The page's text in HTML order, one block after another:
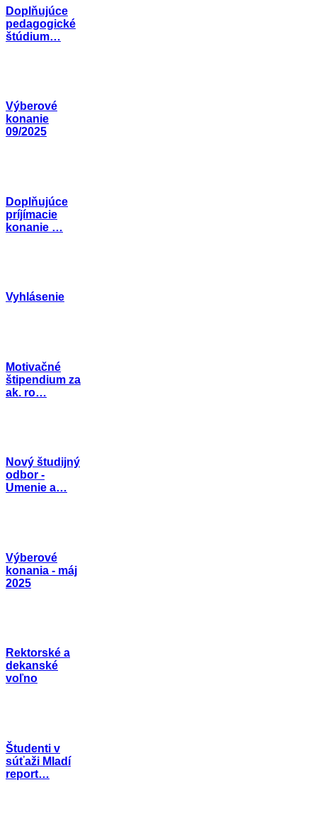
Doplňujúce
pedagogické
štúdium…
Výberové
konanie
09/2025
Doplňujúce
príjímacie
konanie …
Vyhlásenie
Motivačné
štipendium za
ak. ro…
Nový študijný
odbor -
Umenie a…
Výberové
konania - máj
2025
Rektorské a
dekanské
voľno
Študenti v
súťaži Mladí
report…